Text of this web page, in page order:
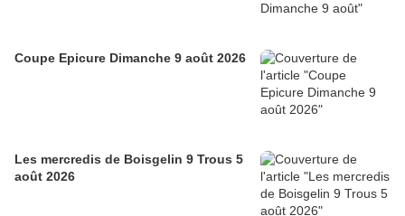
Coupe Epicure Dimanche 9 août 2026
Les mercredis de Boisgelin 9 Trous 5
août 2026